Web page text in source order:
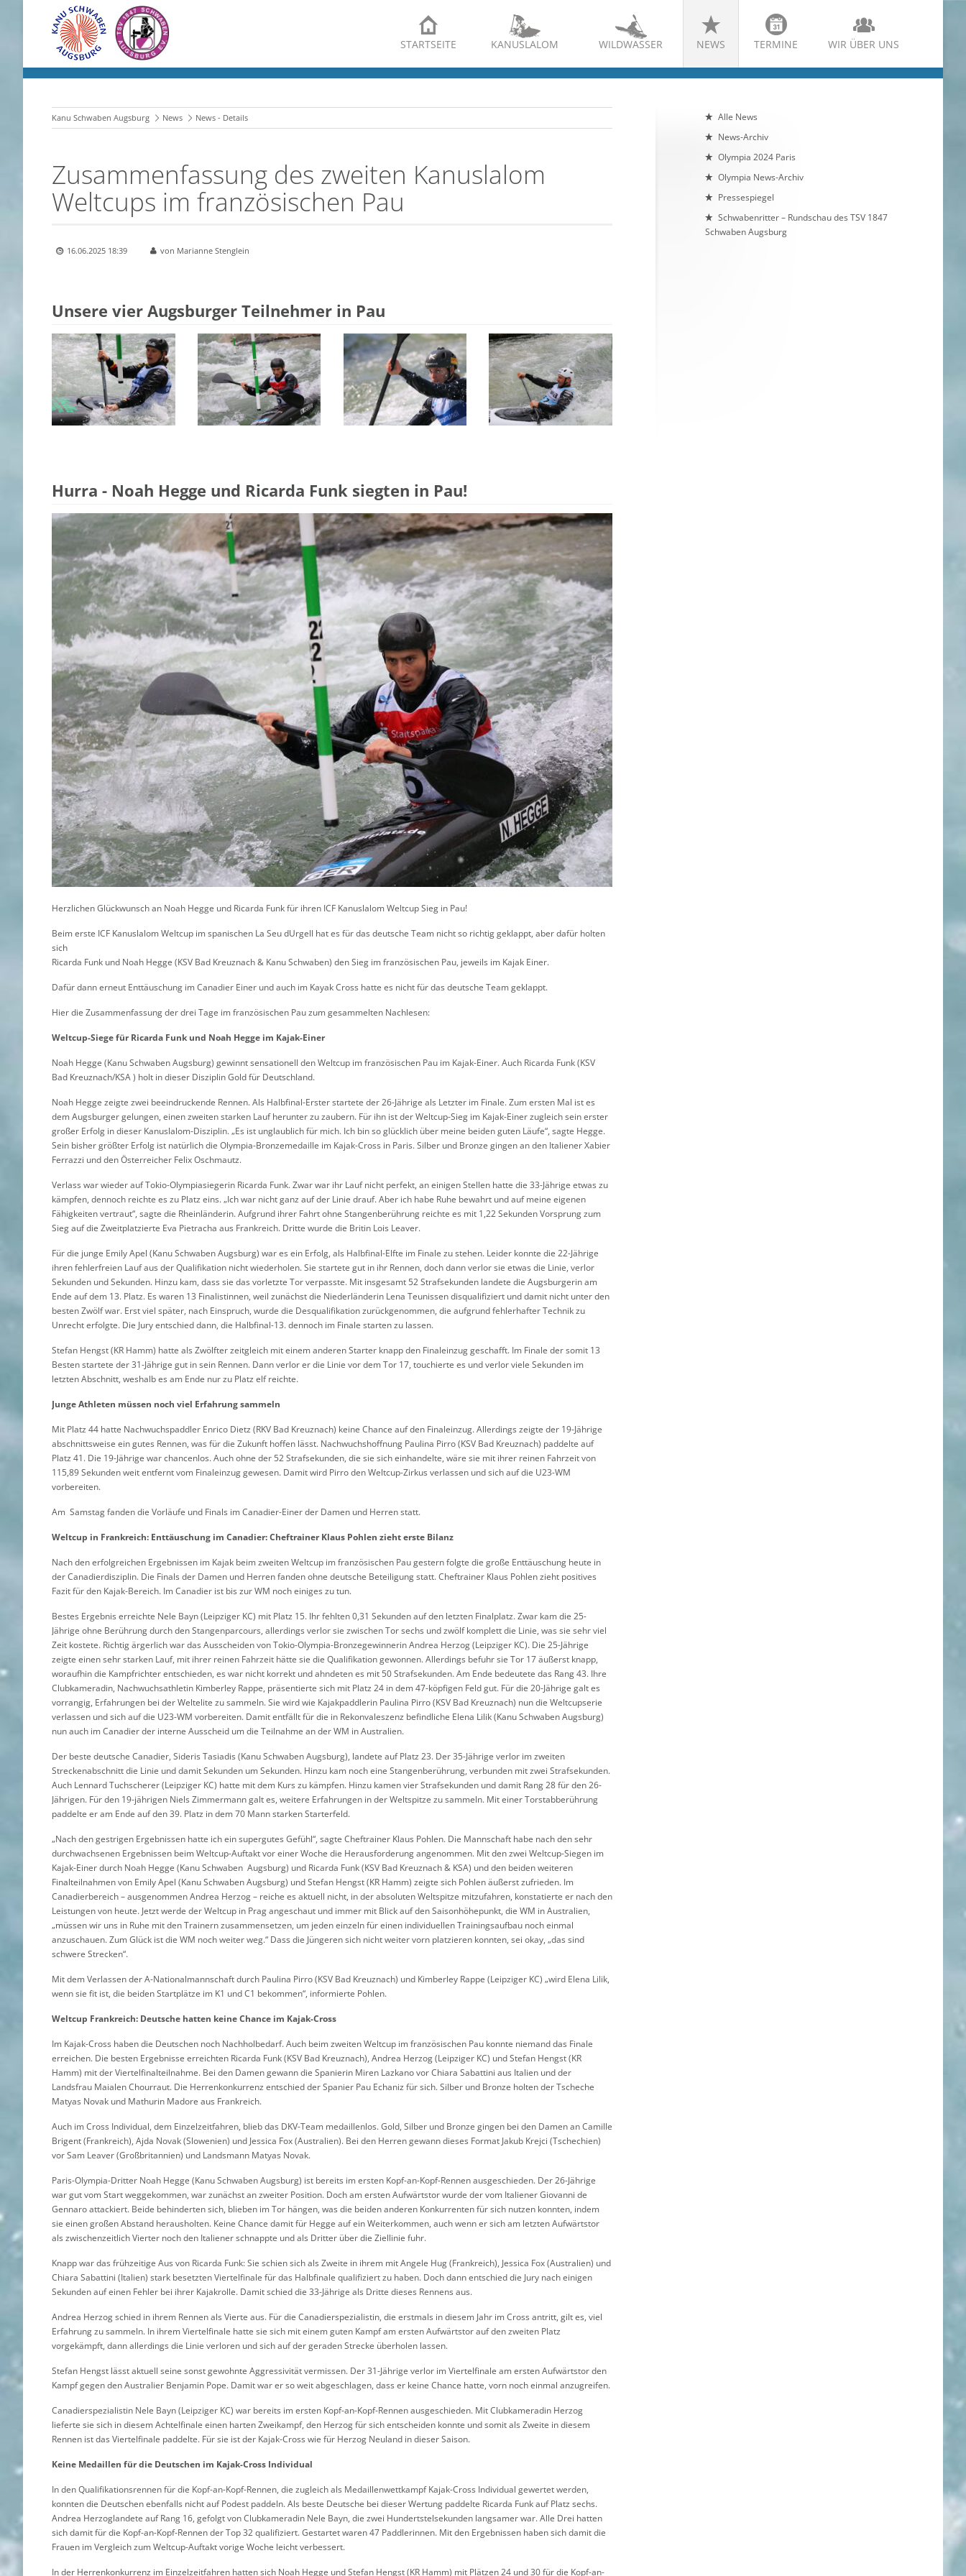
STARTSEITE KANUSLALOM WILDWASSER NEWS TERMINE WIR ÜBER UNS
Kanu Schwaben Augsburg News News - Details
Zusammenfassung des zweiten Kanuslalom
Weltcups im französischen Pau
16.06.2025 18:39 von Marianne Stenglein
Unsere vier Augsburger Teilnehmer in Pau
Hurra - Noah Hegge und Ricarda Funk siegten in Pau!
Herzlichen Glückwunsch an Noah Hegge und Ricarda Funk für ihren ICF Kanuslalom Weltcup Sieg in Pau!
Beim erste ICF Kanuslalom Weltcup im spanischen La Seu dUrgell hat es für das deutsche Team nicht so richtig geklappt, aber dafür holten
sich
Ricarda Funk und Noah Hegge (KSV Bad Kreuznach & Kanu Schwaben) den Sieg im französischen Pau, jeweils im Kajak Einer.
Dafür dann erneut Enttäuschung im Canadier Einer und auch im Kayak Cross hatte es nicht für das deutsche Team geklappt.
Hier die Zusammenfassung der drei Tage im französischen Pau zum gesammelten Nachlesen:
Weltcup-Siege für Ricarda Funk und Noah Hegge im Kajak-Einer
Noah Hegge (Kanu Schwaben Augsburg) gewinnt sensationell den Weltcup im französischen Pau im Kajak-Einer. Auch Ricarda Funk (KSV
Bad Kreuznach/KSA ) holt in dieser Disziplin Gold für Deutschland.
Noah Hegge zeigte zwei beeindruckende Rennen. Als Halbfinal-Erster startete der 26-Jährige als Letzter im Finale. Zum ersten Mal ist es
dem Augsburger gelungen, einen zweiten starken Lauf herunter zu zaubern. Für ihn ist der Weltcup-Sieg im Kajak-Einer zugleich sein erster
großer Erfolg in dieser Kanuslalom-Disziplin. „Es ist unglaublich für mich. Ich bin so glücklich über meine beiden guten Läufe“, sagte Hegge.
Sein bisher größter Erfolg ist natürlich die Olympia-Bronzemedaille im Kajak-Cross in Paris. Silber und Bronze gingen an den Italiener Xabier
Ferrazzi und den Österreicher Felix Oschmautz.
Verlass war wieder auf Tokio-Olympiasiegerin Ricarda Funk. Zwar war ihr Lauf nicht perfekt, an einigen Stellen hatte die 33-Jährige etwas zu
kämpfen, dennoch reichte es zu Platz eins. „Ich war nicht ganz auf der Linie drauf. Aber ich habe Ruhe bewahrt und auf meine eigenen
Fähigkeiten vertraut“, sagte die Rheinländerin. Aufgrund ihrer Fahrt ohne Stangenberührung reichte es mit 1,22 Sekunden Vorsprung zum
Sieg auf die Zweitplatzierte Eva Pietracha aus Frankreich. Dritte wurde die Britin Lois Leaver.
Für die junge Emily Apel (Kanu Schwaben Augsburg) war es ein Erfolg, als Halbfinal-Elfte im Finale zu stehen. Leider konnte die 22-Jährige
ihren fehlerfreien Lauf aus der Qualifikation nicht wiederholen. Sie startete gut in ihr Rennen, doch dann verlor sie etwas die Linie, verlor
Sekunden und Sekunden. Hinzu kam, dass sie das vorletzte Tor verpasste. Mit insgesamt 52 Strafsekunden landete die Augsburgerin am
Ende auf dem 13. Platz. Es waren 13 Finalistinnen, weil zunächst die Niederländerin Lena Teunissen disqualifiziert und damit nicht unter den
besten Zwölf war. Erst viel später, nach Einspruch, wurde die Desqualifikation zurückgenommen, die aufgrund fehlerhafter Technik zu
Unrecht erfolgte. Die Jury entschied dann, die Halbfinal-13. dennoch im Finale starten zu lassen.
Stefan Hengst (KR Hamm) hatte als Zwölfter zeitgleich mit einem anderen Starter knapp den Finaleinzug geschafft. Im Finale der somit 13
Besten startete der 31-Jährige gut in sein Rennen. Dann verlor er die Linie vor dem Tor 17, touchierte es und verlor viele Sekunden im
letzten Abschnitt, weshalb es am Ende nur zu Platz elf reichte.
Junge Athleten müssen noch viel Erfahrung sammeln
Mit Platz 44 hatte Nachwuchspaddler Enrico Dietz (RKV Bad Kreuznach) keine Chance auf den Finaleinzug. Allerdings zeigte der 19-Jährige
abschnittsweise ein gutes Rennen, was für die Zukunft hoffen lässt. Nachwuchshoffnung Paulina Pirro (KSV Bad Kreuznach) paddelte auf
Platz 41. Die 19-Jährige war chancenlos. Auch ohne der 52 Strafsekunden, die sie sich einhandelte, wäre sie mit ihrer reinen Fahrzeit von
115,89 Sekunden weit entfernt vom Finaleinzug gewesen. Damit wird Pirro den Weltcup-Zirkus verlassen und sich auf die U23-WM
vorbereiten.
Am Samstag fanden die Vorläufe und Finals im Canadier-Einer der Damen und Herren statt.
Weltcup in Frankreich: Enttäuschung im Canadier: Cheftrainer Klaus Pohlen zieht erste Bilanz
Nach den erfolgreichen Ergebnissen im Kajak beim zweiten Weltcup im französischen Pau gestern folgte die große Enttäuschung heute in
der Canadierdisziplin. Die Finals der Damen und Herren fanden ohne deutsche Beteiligung statt. Cheftrainer Klaus Pohlen zieht positives
Fazit für den Kajak-Bereich. Im Canadier ist bis zur WM noch einiges zu tun.
Bestes Ergebnis erreichte Nele Bayn (Leipziger KC) mit Platz 15. Ihr fehlten 0,31 Sekunden auf den letzten Finalplatz. Zwar kam die 25-
Jährige ohne Berührung durch den Stangenparcours, allerdings verlor sie zwischen Tor sechs und zwölf komplett die Linie, was sie sehr viel
Zeit kostete. Richtig ärgerlich war das Ausscheiden von Tokio-Olympia-Bronzegewinnerin Andrea Herzog (Leipziger KC). Die 25-Jährige
zeigte einen sehr starken Lauf, mit ihrer reinen Fahrzeit hätte sie die Qualifikation gewonnen. Allerdings befuhr sie Tor 17 äußerst knapp,
woraufhin die Kampfrichter entschieden, es war nicht korrekt und ahndeten es mit 50 Strafsekunden. Am Ende bedeutete das Rang 43. Ihre
Clubkameradin, Nachwuchsathletin Kimberley Rappe, präsentierte sich mit Platz 24 in dem 47-köpfigen Feld gut. Für die 20-Jährige galt es
vorrangig, Erfahrungen bei der Weltelite zu sammeln. Sie wird wie Kajakpaddlerin Paulina Pirro (KSV Bad Kreuznach) nun die Weltcupserie
verlassen und sich auf die U23-WM vorbereiten. Damit entfällt für die in Rekonvaleszenz befindliche Elena Lilik (Kanu Schwaben Augsburg)
nun auch im Canadier der interne Ausscheid um die Teilnahme an der WM in Australien.
Der beste deutsche Canadier, Sideris Tasiadis (Kanu Schwaben Augsburg), landete auf Platz 23. Der 35-Jährige verlor im zweiten
Streckenabschnitt die Linie und damit Sekunden um Sekunden. Hinzu kam noch eine Stangenberührung, verbunden mit zwei Strafsekunden.
Auch Lennard Tuchscherer (Leipziger KC) hatte mit dem Kurs zu kämpfen. Hinzu kamen vier Strafsekunden und damit Rang 28 für den 26-
Jährigen. Für den 19-jährigen Niels Zimmermann galt es, weitere Erfahrungen in der Weltspitze zu sammeln. Mit einer Torstabberührung
paddelte er am Ende auf den 39. Platz in dem 70 Mann starken Starterfeld.
„Nach den gestrigen Ergebnissen hatte ich ein supergutes Gefühl“, sagte Cheftrainer Klaus Pohlen. Die Mannschaft habe nach den sehr
durchwachsenen Ergebnissen beim Weltcup-Auftakt vor einer Woche die Herausforderung angenommen. Mit den zwei Weltcup-Siegen im
Kajak-Einer durch Noah Hegge (Kanu Schwaben Augsburg) und Ricarda Funk (KSV Bad Kreuznach & KSA) und den beiden weiteren
Finalteilnahmen von Emily Apel (Kanu Schwaben Augsburg) und Stefan Hengst (KR Hamm) zeigte sich Pohlen äußerst zufrieden. Im
Canadierbereich – ausgenommen Andrea Herzog – reiche es aktuell nicht, in der absoluten Weltspitze mitzufahren, konstatierte er nach den
Leistungen von heute. Jetzt werde der Weltcup in Prag angeschaut und immer mit Blick auf den Saisonhöhepunkt, die WM in Australien,
„müssen wir uns in Ruhe mit den Trainern zusammensetzen, um jeden einzeln für einen individuellen Trainingsaufbau noch einmal
anzuschauen. Zum Glück ist die WM noch weiter weg.“ Dass die Jüngeren sich nicht weiter vorn platzieren konnten, sei okay, „das sind
schwere Strecken“.
Mit dem Verlassen der A-Nationalmannschaft durch Paulina Pirro (KSV Bad Kreuznach) und Kimberley Rappe (Leipziger KC) „wird Elena Lilik,
wenn sie fit ist, die beiden Startplätze im K1 und C1 bekommen“, informierte Pohlen.
Weltcup Frankreich: Deutsche hatten keine Chance im Kajak-Cross
Im Kajak-Cross haben die Deutschen noch Nachholbedarf. Auch beim zweiten Weltcup im französischen Pau konnte niemand das Finale
erreichen. Die besten Ergebnisse erreichten Ricarda Funk (KSV Bad Kreuznach), Andrea Herzog (Leipziger KC) und Stefan Hengst (KR
Hamm) mit der Viertelfinalteilnahme. Bei den Damen gewann die Spanierin Miren Lazkano vor Chiara Sabattini aus Italien und der
Landsfrau Maialen Chourraut. Die Herrenkonkurrenz entschied der Spanier Pau Echaniz für sich. Silber und Bronze holten der Tscheche
Matyas Novak und Mathurin Madore aus Frankreich.
Auch im Cross Individual, dem Einzelzeitfahren, blieb das DKV-Team medaillenlos. Gold, Silber und Bronze gingen bei den Damen an Camille
Brigent (Frankreich), Ajda Novak (Slowenien) und Jessica Fox (Australien). Bei den Herren gewann dieses Format Jakub Krejci (Tschechien)
vor Sam Leaver (Großbritannien) und Landsmann Matyas Novak.
Paris-Olympia-Dritter Noah Hegge (Kanu Schwaben Augsburg) ist bereits im ersten Kopf-an-Kopf-Rennen ausgeschieden. Der 26-Jährige
war gut vom Start weggekommen, war zunächst an zweiter Position. Doch am ersten Aufwärtstor wurde der vom Italiener Giovanni de
Gennaro attackiert. Beide behinderten sich, blieben im Tor hängen, was die beiden anderen Konkurrenten für sich nutzen konnten, indem
sie einen großen Abstand herausholten. Keine Chance damit für Hegge auf ein Weiterkommen, auch wenn er sich am letzten Aufwärtstor
als zwischenzeitlich Vierter noch den Italiener schnappte und als Dritter über die Ziellinie fuhr.
Knapp war das frühzeitige Aus von Ricarda Funk: Sie schien sich als Zweite in ihrem mit Angele Hug (Frankreich), Jessica Fox (Australien) und
Chiara Sabattini (Italien) stark besetzten Viertelfinale für das Halbfinale qualifiziert zu haben. Doch dann entschied die Jury nach einigen
Sekunden auf einen Fehler bei ihrer Kajakrolle. Damit schied die 33-Jährige als Dritte dieses Rennens aus.
Andrea Herzog schied in ihrem Rennen als Vierte aus. Für die Canadierspezialistin, die erstmals in diesem Jahr im Cross antritt, gilt es, viel
Erfahrung zu sammeln. In ihrem Viertelfinale hatte sie sich mit einem guten Kampf am ersten Aufwärtstor auf den zweiten Platz
vorgekämpft, dann allerdings die Linie verloren und sich auf der geraden Strecke überholen lassen.
Stefan Hengst lässt aktuell seine sonst gewohnte Aggressivität vermissen. Der 31-Jährige verlor im Viertelfinale am ersten Aufwärtstor den
Kampf gegen den Australier Benjamin Pope. Damit war er so weit abgeschlagen, dass er keine Chance hatte, vorn noch einmal anzugreifen.
Canadierspezialistin Nele Bayn (Leipziger KC) war bereits im ersten Kopf-an-Kopf-Rennen ausgeschieden. Mit Clubkameradin Herzog
lieferte sie sich in diesem Achtelfinale einen harten Zweikampf, den Herzog für sich entscheiden konnte und somit als Zweite in diesem
Rennen ist das Viertelfinale paddelte. Für sie ist der Kajak-Cross wie für Herzog Neuland in dieser Saison.
Keine Medaillen für die Deutschen im Kajak-Cross Individual
In den Qualifikationsrennen für die Kopf-an-Kopf-Rennen, die zugleich als Medaillenwettkampf Kajak-Cross Individual gewertet werden,
konnten die Deutschen ebenfalls nicht auf Podest paddeln. Als beste Deutsche bei dieser Wertung paddelte Ricarda Funk auf Platz sechs.
Andrea Herzoglandete auf Rang 16, gefolgt von Clubkameradin Nele Bayn, die zwei Hundertstelsekunden langsamer war. Alle Drei hatten
sich damit für die Kopf-an-Kopf-Rennen der Top 32 qualifiziert. Gestartet waren 47 Paddlerinnen. Mit den Ergebnissen haben sich damit die
Frauen im Vergleich zum Weltcup-Auftakt vorige Woche leicht verbessert.
In der Herrenkonkurrenz im Einzelzeitfahren hatten sich Noah Hegge und Stefan Hengst (KR Hamm) mit Plätzen 24 und 30 für die Kopf-an-
Alle News
News-Archiv
Olympia 2024 Paris
Olympia News-Archiv
Pressespiegel
Schwabenritter – Rundschau des TSV 1847
Schwaben Augsburg